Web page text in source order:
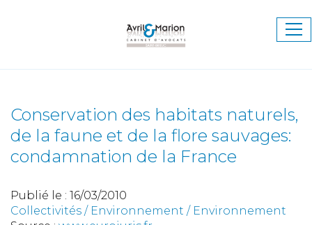
Conservation des habitats naturels,
de la faune et de la flore sauvages:
condamnation de la France
Publié le : 16/03/2010
Collectivités / Environnement / Environnement